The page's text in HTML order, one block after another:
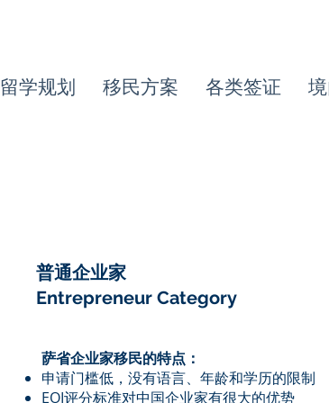
留学规划 移民方案 各类签证
普通企业家
Entrepreneur Category
萨省企业家移民的特点：
申请门槛低，没有语言、年龄和学历的限制
EOI评分标准对中国企业家有很大的优势